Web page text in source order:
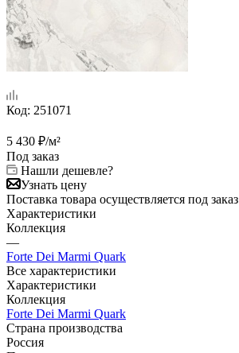
Код: 251071
5 430 ₽/м²
Под заказ
Нашли дешевле?
Узнать цену
Поставка товара осуществляется под заказ
Характеристики
Коллекция
—
Forte Dei Marmi Quark
Все характеристики
Характеристики
Коллекция
Forte Dei Marmi Quark
Страна производства
Россия